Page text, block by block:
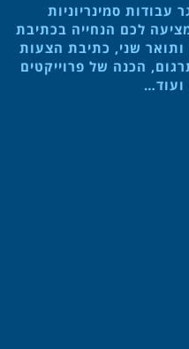
סמינריוניות
לכם הנחייה בכתיבת
ותואר שני, כתיבת הצעות
הכנה של פרוייקטים
ועוד…